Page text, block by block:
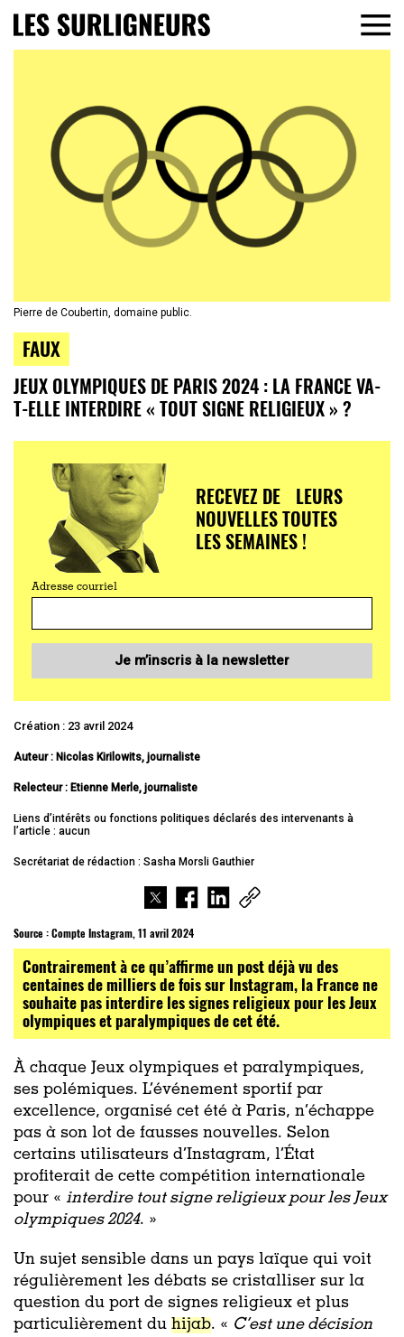
Pierre de Coubertin, domaine public.
FAUX
JEUX OLYMPIQUES DE PARIS 2024 : LA FRANCE VA-
T-ELLE INTERDIRE « TOUT SIGNE RELIGIEUX » ?
RECEVEZ DE LEURS
NOUVELLES TOUTES
LES SEMAINES !
Adresse courriel
Je m’inscris à la newsletter
Création : 23 avril 2024
Auteur : Nicolas Kirilowits, journaliste
Relecteur : Etienne Merle, journaliste
Liens d’intérêts ou fonctions politiques déclarés des intervenants à
l’article : aucun
Secrétariat de rédaction : Sasha Morsli Gauthier
Source :Compte Instagram, 11 avril 2024
Contrairement à ce qu’affirme un post déjà vu des
centaines de milliers de fois sur Instagram, la France ne
souhaite pas interdire les signes religieux pour les Jeux
olympiques et paralympiques de cet été.
À chaque Jeux olympiques et paralympiques,
ses polémiques. L’événement sportif par
excellence, organisé cet été à Paris, n’échappe
pas à son lot de fausses nouvelles. Selon
certains utilisateurs d’Instagram, l’État
profiterait de cette compétition internationale
pour « interdire tout signe religieux pour les Jeux
olympiques 2024. »
Un sujet sensible dans un pays laïque qui voit
régulièrement les débats se cristalliser sur la
question du port de signes religieux et plus
particulièrement du hijab. « C’est une décision